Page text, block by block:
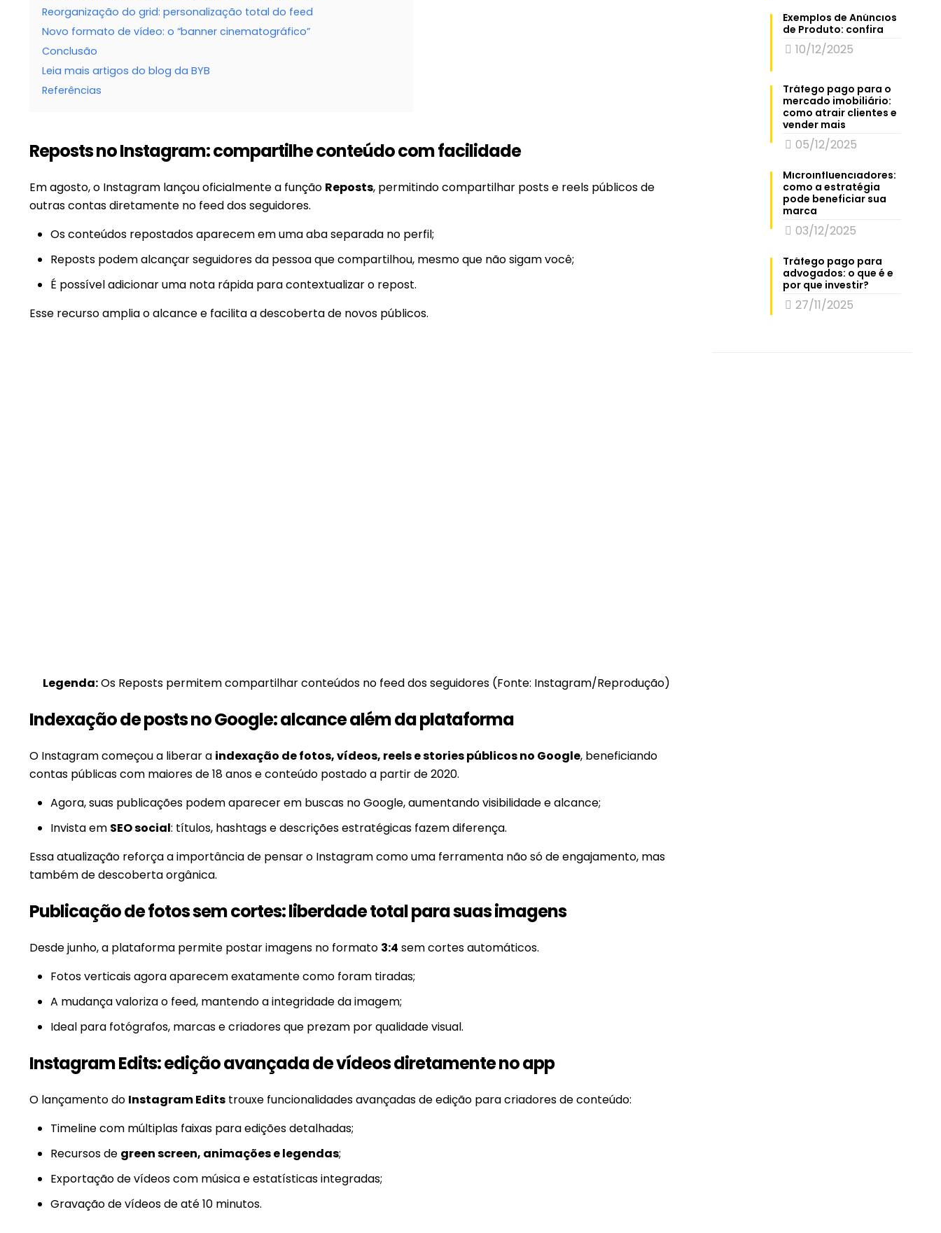
Reorganização do grid: personalização total do feed
Novo formato de vídeo: o “banner cinematográfico”
Conclusão
Leia mais artigos do blog da BYB
Referências
Reposts no Instagram: compartilhe conteúdo com facilidade
Em agosto, o Instagram lançou oficialmente a função Reposts, permitindo compartilhar posts e reels públicos de
outras contas diretamente no feed dos seguidores.
Os conteúdos repostados aparecem em uma aba separada no perfil;
Reposts podem alcançar seguidores da pessoa que compartilhou, mesmo que não sigam você;
É possível adicionar uma nota rápida para contextualizar o repost.
Esse recurso amplia o alcance e facilita a descoberta de novos públicos.
Legenda:Os Reposts permitem compartilhar conteúdos no feed dos seguidores (Fonte: Instagram/Reprodução)
Indexação de posts no Google: alcance além da plataforma
O Instagram começou a liberar a indexação de fotos, vídeos, reels e stories públicos no Google, beneficiando
contas públicas com maiores de 18 anos e conteúdo postado a partir de 2020.
Agora, suas publicações podem aparecer em buscas no Google, aumentando visibilidade e alcance;
Invista em SEO social: títulos, hashtags e descrições estratégicas fazem diferença.
Essa atualização reforça a importância de pensar o Instagram como uma ferramenta não só de engajamento, mas
também de descoberta orgânica.
Publicação de fotos sem cortes: liberdade total para suas imagens
Desde junho, a plataforma permite postar imagens no formato 3:4 sem cortes automáticos.
Fotos verticais agora aparecem exatamente como foram tiradas;
A mudança valoriza o feed, mantendo a integridade da imagem;
Ideal para fotógrafos, marcas e criadores que prezam por qualidade visual.
Instagram Edits: edição avançada de vídeos diretamente no app
O lançamento do Instagram Editstrouxe funcionalidades avançadas de edição para criadores de conteúdo:
Timeline com múltiplas faixas para edições detalhadas;
Recursos de green screen, animações e legendas;
Exportação de vídeos com música e estatísticas integradas;
Gravação de vídeos de até 10 minutos.
Exemplos de Anúncios
de Produto: confira
10/12/2025
Tráfego pago para o
mercado imobiliário:
como atrair clientes e
vender mais
05/12/2025
Microinfluenciadores:
como a estratégia
pode beneficiar sua
marca
03/12/2025
Tráfego pago para
advogados: o que é e
por que investir?
27/11/2025